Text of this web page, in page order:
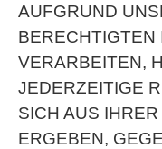
AUFGRUND
BERECHTIGTEN
VERARBEITEN,
JEDERZEITIGE
SICH AUS
ERGEBEN,